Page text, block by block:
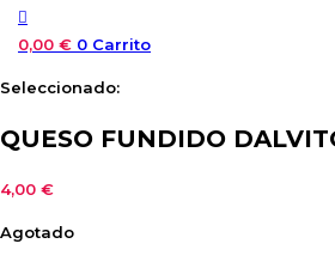
0,00 € 0 Carrito
Seleccionado:
QUESO FUNDIDO
4,00 €
Agotado